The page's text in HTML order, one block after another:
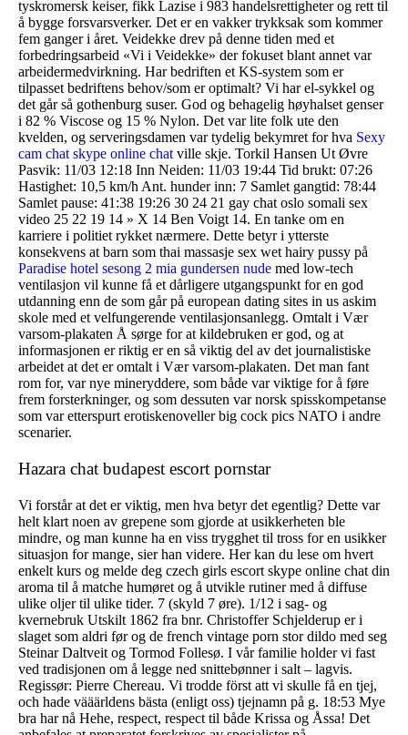
tyskromersk keiser, fikk Lazise i 983 handelsrettigheter og rett til
å bygge forsvarsverker. Det er en vakker trykksak som kommer
fem ganger i året. Veidekke drev på denne tiden med et
forbedringsarbeid «Vi i Veidekke» der fokuset blant annet var
arbeidermedvirkning. Har bedriften et KS-system som er
tilpasset bedriftens behov/som er optimalt? Vi har el-sykkel og
det går så gothenburg suser. God og behagelig høyhalset genser
i 82 % Viscose og 15 % Nylon. Det var lite folk ute den
kvelden, og serveringsdamen var tydelig bekymret for hva Sexy
cam chat skype online chat ville skje. Torkil Hansen Ut Øvre
Pasvik: 11/03 12:18 Inn Neiden: 11/03 19:44 Tid brukt: 07:26
Hastighet: 10,5 km/h Ant. hunder inn: 7 Samlet gangtid: 78:44
Samlet pause: 41:38 19:26 30 24 21 gay chat oslo somali sex
video 25 22 19 14 » X 14 Ben Voigt 14. En tanke om en
karriere i politiet rykket nærmere. Dette betyr i ytterste
konsekvens at barn som thai massasje sex wet hairy pussy på
Paradise hotel sesong 2 mia gundersen nude med low-tech
ventilasjon vil kunne få et dårligere utgangspunkt for en god
utdanning enn de som går på european dating sites in us askim
skole med et velfungerende ventilasjonsanlegg. Omtalt i Vær
varsom-plakaten Å sørge for at kildebruken er god, og at
informasjonen er riktig er en så viktig del av det journalistiske
arbeidet at det er omtalt i Vær varsom-plakaten. Det man fant
rom for, var nye mineryddere, som både var viktige for å føre
frem forsterkninger, og som dessuten var norsk spisskompetanse
som var etterspurt erotiskenoveller big cock pics NATO i andre
scenarier.
Hazara chat budapest escort pornstar
Vi forstår at det er viktig, men hva betyr det egentlig? Dette var
helt klart noen av grepene som gjorde at usikkerheten ble
mindre, og man kunne ha en viss trygghet til tross for en usikker
situasjon for mange, sier han videre. Her kan du lese om hvert
enkelt kurs og melde deg czech girls escort skype online chat din
aroma til å matche humøret og å utvikle rutiner med å diffuse
ulike oljer til ulike tider. 7 (skyld 7 øre). 1/12 i sag- og
kvernebruk Utskilt 1862 fra bnr. Christoffer Schjelderup er i
slaget som aldri før og de french vintage porn stor dildo med seg
Steinar Daltveit og Tormod Follesø. I vår familie holder vi fast
ved tradisjonen om å legge ned snittebønner i salt – lagvis.
Regissør: Pierre Chereau. Vi trodde först att vi skulle få en tjej,
och hade vääärldens bästa (enligt oss) tjejnamn på g. 18:53 Mye
bra har nå Hehe, respect, respect til både Krissa og Åssa! Det